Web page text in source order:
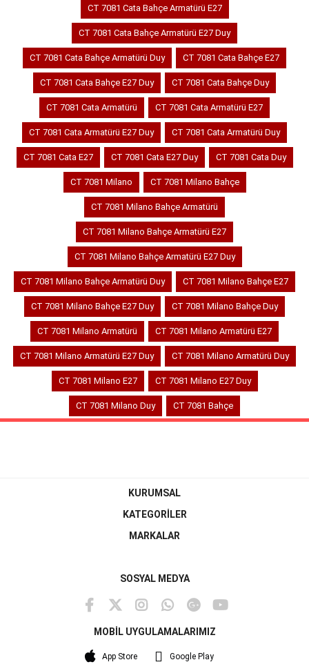
CT 7081 Cata Bahçe Armatürü E27
CT 7081 Cata Bahçe Armatürü E27 Duy
CT 7081 Cata Bahçe Armatürü Duy CT 7081 Cata Bahçe E27
CT 7081 Cata Bahçe E27 Duy CT 7081 Cata Bahçe Duy
CT 7081 Cata Armatürü CT 7081 Cata Armatürü E27
CT 7081 Cata Armatürü E27 Duy CT 7081 Cata Armatürü Duy
CT 7081 Cata E27 CT 7081 Cata E27 Duy CT 7081 Cata Duy
CT 7081 Milano CT 7081 Milano Bahçe
CT 7081 Milano Bahçe Armatürü
CT 7081 Milano Bahçe Armatürü E27
CT 7081 Milano Bahçe Armatürü E27 Duy
CT 7081 Milano Bahçe Armatürü Duy CT 7081 Milano Bahçe E27
CT 7081 Milano Bahçe E27 Duy CT 7081 Milano Bahçe Duy
CT 7081 Milano Armatürü CT 7081 Milano Armatürü E27
CT 7081 Milano Armatürü E27 Duy CT 7081 Milano Armatürü Duy
CT 7081 Milano E27 CT 7081 Milano E27 Duy
CT 7081 Milano Duy CT 7081 Bahçe
KURUMSAL
KATEGORİLER
MARKALAR
SOSYAL MEDYA
MOBİL UYGULAMALARIMIZ
App Store Google Play